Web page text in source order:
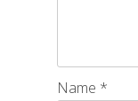
Name *